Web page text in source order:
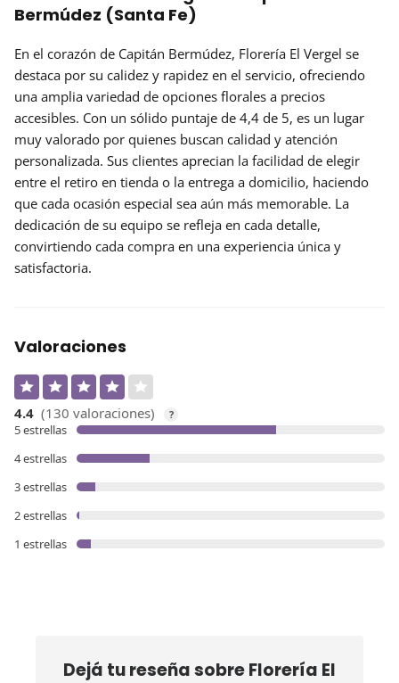
Bermúdez (Santa Fe)
En el corazón de Capitán Bermúdez, Florería El Vergel se
destaca por su calidez y rapidez en el servicio, ofreciendo
una amplia variedad de opciones florales a precios
accesibles. Con un sólido puntaje de 4,4 de 5, es un lugar
muy valorado por quienes buscan calidad y atención
personalizada. Sus clientes aprecian la facilidad de elegir
entre el retiro en tienda o la entrega a domicilio, haciendo
que cada ocasión especial sea aún más memorable. La
dedicación de su equipo se refleja en cada detalle,
convirtiendo cada compra en una experiencia única y
satisfactoria.
Valoraciones
4.4 (130 valoraciones) ?
5 estrellas
4 estrellas
3 estrellas
2 estrellas
1 estrellas
Dejá tu reseña sobreFlorería El